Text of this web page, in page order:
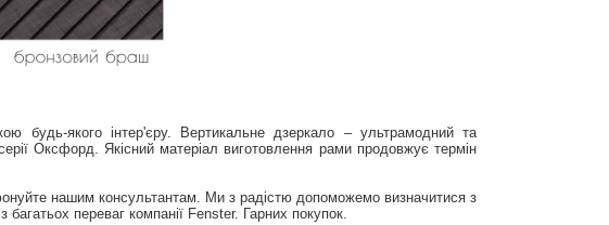
будь-якого інтер'єру. Вертикальне дзеркало – ультрамодний та
Оксфорд. Якісний матеріал виготовлення рами продовжує термін
нашим консультантам. Ми з радістю допоможемо визначитися з
переваг компанії Fenster. Гарних покупок.